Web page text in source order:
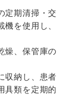
定期清掃・交
を使用し、
燥、保管庫の
収納し、患者
具類を定期的